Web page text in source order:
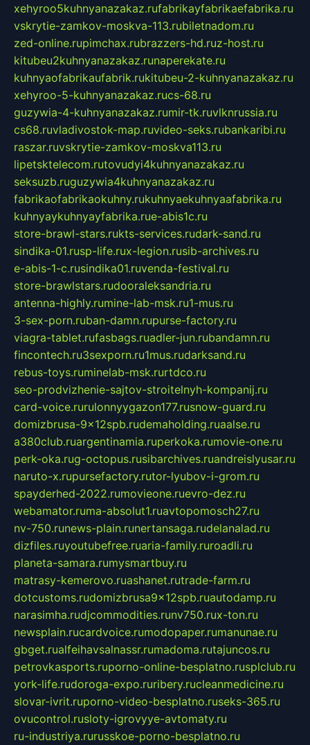
xehyroo5kuhnyanazakaz.rufabrikayfabrikaefabrika.ru
vskrytie-zamkov-moskva-113.rubiletnadom.ru
zed-online.rupimchax.rubrazzers-hd.ruz-host.ru
kitubeu2kuhnyanazakaz.runaperekate.ru
kuhnyaofabrikaufabrik.rukitubeu-2-kuhnyanazakaz.ru
xehyroo-5-kuhnyanazakaz.rucs-68.ru
guzywia-4-kuhnyanazakaz.rumir-tk.ruvlknrussia.ru
cs68.ruvladivostok-map.ruvideo-seks.rubankaribi.ru
raszar.ruvskrytie-zamkov-moskva113.ru
lipetsktelecom.rutovudyi4kuhnyanazakaz.ru
seksuzb.ruguzywia4kuhnyanazakaz.ru
fabrikaofabrikaokuhny.rukuhnyaekuhnyaafabrika.ru
kuhnyaykuhnyayfabrika.rue-abis1c.ru
store-brawl-stars.rukts-services.rudark-sand.ru
sindika-01.rusp-life.rux-legion.rusib-archives.ru
e-abis-1-c.rusindika01.ruvenda-festival.ru
store-brawlstars.rudooraleksandria.ru
antenna-highly.rumine-lab-msk.ru1-mus.ru
3-sex-porn.ruban-damn.rupurse-factory.ru
viagra-tablet.rufasbags.ruadler-jun.rubandamn.ru
fincontech.ru3sexporn.ru1mus.rudarksand.ru
rebus-toys.ruminelab-msk.rurtdco.ru
seo-prodvizhenie-sajtov-stroitelnyh-kompanij.ru
card-voice.rurulonnyygazon177.rusnow-guard.ru
domizbrusa-9x12spb.rudemaholding.ruaalse.ru
a380club.ruargentinamia.ruperkoka.rumovie-one.ru
perk-oka.rug-octopus.rusibarchives.ruandreislyusar.ru
naruto-x.rupursefactory.rutor-lyubov-i-grom.ru
spayderhed-2022.rumovieone.ruevro-dez.ru
webamator.ruma-absolut1.ruavtopomosch27.ru
nv-750.runews-plain.runertansaga.rudelanalad.ru
dizfiles.ruyoutubefree.ruaria-family.ruroadli.ru
planeta-samara.rumysmartbuy.ru
matrasy-kemerovo.ruashanet.rutrade-farm.ru
dotcustoms.rudomizbrusa9x12spb.ruautodamp.ru
narasimha.rudjcommodities.runv750.rux-ton.ru
newsplain.rucardvoice.rumodopaper.rumanunae.ru
gbget.rualfeihavsalnassr.rumadoma.rutajuncos.ru
petrovkasports.ruporno-online-besplatno.rusplclub.ru
york-life.rudoroga-expo.ruribery.rucleanmedicine.ru
slovar-ivrit.ruporno-video-besplatno.ruseks-365.ru
ovucontrol.rusloty-igrovyye-avtomaty.ru
ru-industriya.rurusskoe-porno-besplatno.ru